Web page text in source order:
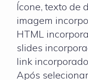
Ícone, texto de
imagem
HTML
slides
link
Após